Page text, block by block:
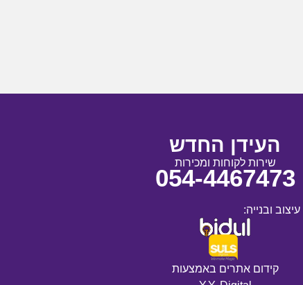
העידן החדש
שירות לקוחות ומכירות
054-4467473
עיצוב ובנייה:
קידום אתרים באמצעות